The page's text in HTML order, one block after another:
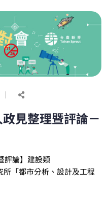
見整理暨評論－
評論】建設類
「都市分析、設計及工程